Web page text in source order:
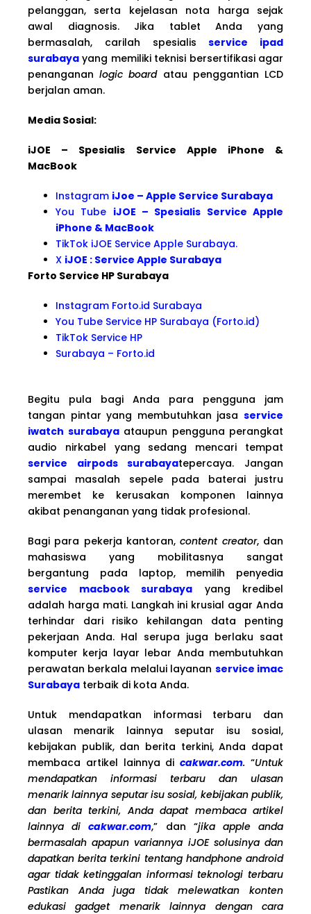
pelanggan, serta kejelasan nota harga sejak
awal diagnosis. Jika tablet Anda yang
bermasalah, carilah spesialisservice ipad
surabaya yang memiliki teknisi bersertifikasi agar
penangananlogic boardatau penggantian LCD
berjalan aman.
Media Sosial:
iJOE – Spesialis Service Apple iPhone &
MacBook
Instagram iJoe – Apple Service Surabaya
You Tube iJOE – Spesialis Service Apple
iPhone & MacBook
TikTok iJOE Service Apple Surabaya.
X iJOE : Service Apple Surabaya
Forto Service HP Surabaya
Instagram Forto.id Surabaya
You Tube Service HP Surabaya (Forto.id)
TikTok Service HP
Surabaya – Forto.id
Begitu pula bagi Anda para pengguna jam
tangan pintar yang membutuhkan jasa service
iwatch surabayaataupun pengguna perangkat
audio nirkabel yang sedang mencari tempat
service airpods surabayatepercaya. Jangan
sampai masalah sepele pada baterai justru
merembet ke kerusakan komponen lainnya
akibat penanganan yang tidak profesional.
Bagi para pekerja kantoran,content creator, dan
mahasiswa yang mobilitasnya sangat
bergantung pada laptop, memilih penyedia
service macbook surabaya yang kredibel
adalah harga mati. Langkah ini krusial agar Anda
terhindar dari risiko kehilangan data penting
pekerjaan Anda. Hal serupa juga berlaku saat
komputer kerja layar lebar Anda membutuhkan
perawatan berkala melalui layanan service imac
Surabaya terbaik di kota Anda.
Untuk mendapatkan informasi terbaru dan
ulasan menarik lainnya seputar isu sosial,
kebijakan publik, dan berita terkini, Anda dapat
membaca artikel lainnya dicakwar.com.“Untuk
mendapatkan informasi terbaru dan ulasan
menarik lainnya seputar isu sosial, kebijakan publik,
dan berita terkini, Anda dapat membaca artikel
lainnya dicakwar.com,” dan “jika apple anda
bermasalah apapun variannya iJOE solusinya dan
dapatkan berita terkini tentang handphone android
agar tidak ketinggalan informasi teknologi terbaru
Pastikan Anda juga tidak melewatkan konten
edukasi gadget menarik lainnya dengan cara